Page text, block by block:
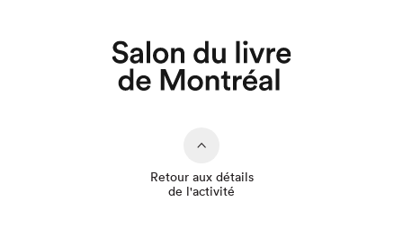
Retour aux détails
de l'activité